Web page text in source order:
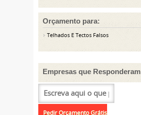
Orçamento para:
Telhados E Tectos Falsos
Empresas que Responderam